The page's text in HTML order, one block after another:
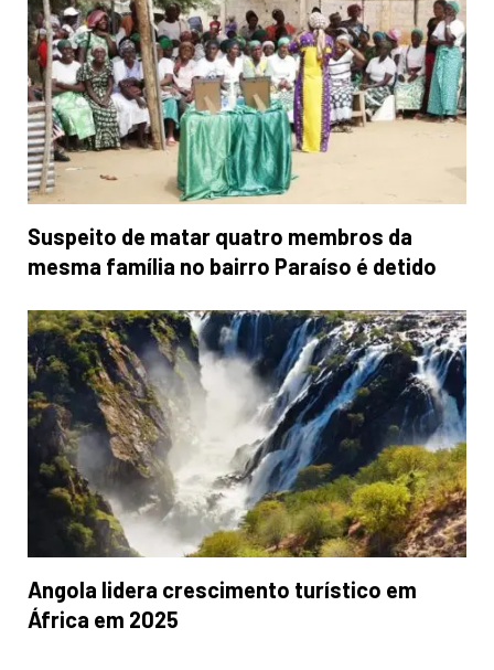
Suspeito de matar quatro membros da
mesma família no bairro Paraíso é detido
Angola lidera crescimento turístico em
África em 2025